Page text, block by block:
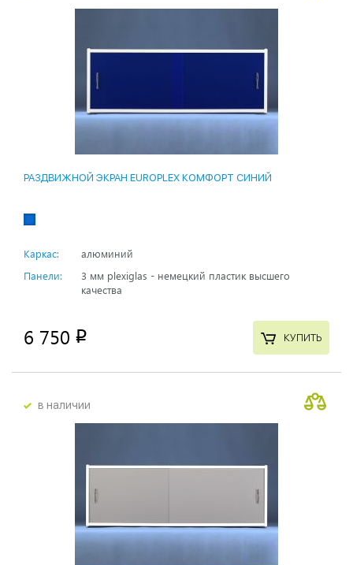
РАЗДВИЖНОЙ ЭКРАН EUROPLEX КОМФОРТ СИНИЙ
Каркас:
алюминий
Панели:
3 мм plexiglas - немецкий пластик высшего
качества
6 750 p КУПИТЬ
в наличии